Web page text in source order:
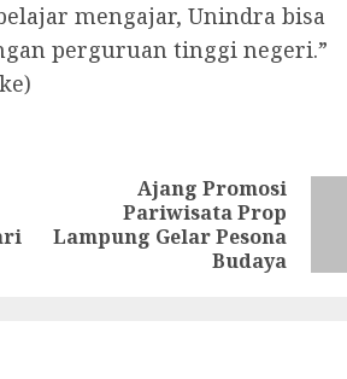
mengajar, Unindra bisa
perguruan tinggi negeri.”
Previous
post:
post:
Ajang Promosi
Pariwisata Prop
Lampung Gelar Pesona
Budaya